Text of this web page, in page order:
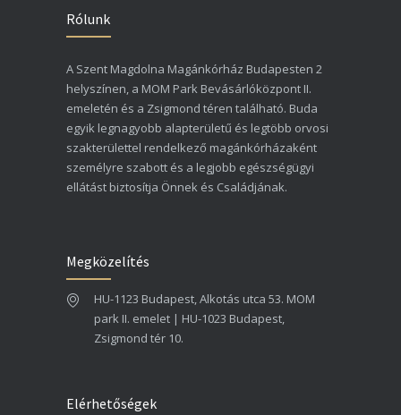
Rólunk
A Szent Magdolna Magánkórház Budapesten 2
helyszínen, a MOM Park Bevásárlóközpont II.
emeletén és a Zsigmond téren található. Buda
egyik legnagyobb alapterületű és legtöbb orvosi
szakterülettel rendelkező magánkórházaként
személyre szabott és a legjobb egészségügyi
ellátást biztosítja Önnek és Családjának.
Megközelítés
HU-1123 Budapest, Alkotás utca 53. MOM
park II. emelet | HU-1023 Budapest,
Zsigmond tér 10.
Elérhetőségek